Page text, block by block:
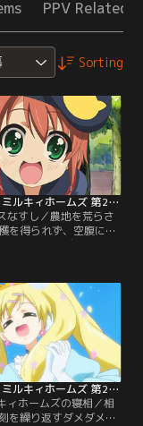
PPV Related
Sorting
探偵オペラ ミルキィホームズ 第2幕 第02話
なすし／農地を荒らさ
を得られず、空腹に耐
キィホームズの4人は
来上がった絵を見てど
いという老人が現れ
き別れた初恋の人にそ
うのだ。あっさり渡そ
リーを抑えて、何とか大
するネロは…。
探偵オペラ ミルキィホームズ 第2幕 第04話
ィホームズの寝相／相
を繰り返すダメダメな